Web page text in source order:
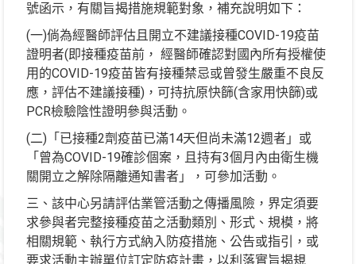
號函示，有關旨揭措施規範對象，補充說明如下：
(一)倘為經醫師評估且開立不建議接種COVID-19疫苗
證明者(即接種疫苗前， 經醫師確認對國內所有授權使
用的COVID-19疫苗皆有接種禁忌或曾發生嚴重不良反
應，評估不建議接種)，可持抗原快篩(含家用快篩)或
PCR檢驗陰性證明參與活動。
(二)「已接種2劑疫苗已滿14天但尚未滿12週者」或
「曾為COVID-19確診個案，且持有3個月內由衛生機
關開立之解除隔離通知書者」，可參加活動。
三、該中心另請評估業管活動之傳播風險，界定須要
求參與者完整接種疫苗之活動類別、形式、規模，將
相關規範、執行方式納入防疫措施、公告或指引，或
要求活動主辦單位訂定防疫計畫，以利落實旨揭規